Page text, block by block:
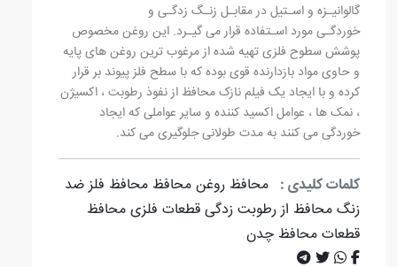
گالوانیـزه و اسـتیل در مقابـل زنـگ زدگـی و
خوردگـی مورد اسـتفاده قرار می گیـرد. این روغن مخصوص
پوشش سطوح فلزی تهیه شده از مرغوب ترین روغن های پایه
و حاوی مواد بازدارنده قوی بوده که با سطح فلز پیوند بر قرار
کرده و با ایجاد یک فیلم نازک محافظ از نفوذ رطوبت ، اکسیژن
، نمک ها ، عوامل اکسید کننده و سایر عواملی که ایجاد
خوردگی می کنند به مدت طولانی جلوگیری می کند.
کلمات کلیدی : محافظ روغن محافظ محافظ فلز ضد
زنگ محافظ از رطوبت زدگی قطعات فلزی محافظ
قطعات محافظ چدن